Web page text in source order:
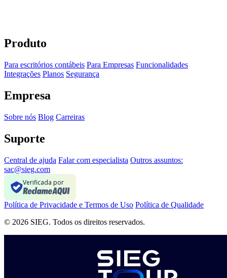
Produto
Para escritórios contábeis Para Empresas Funcionalidades
Integrações Planos Segurança
Empresa
Sobre nós Blog Carreiras
Suporte
Central de ajuda Falar com especialista Outros assuntos:
sac@sieg.com
Verificada por
Política de Privacidade e Termos de Uso Política de Qualidade
© 2026 SIEG. Todos os direitos reservados.